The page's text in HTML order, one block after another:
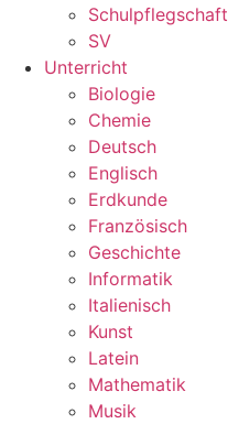
Schulpflegschaft
SV
Unterricht
Biologie
Chemie
Deutsch
Englisch
Erdkunde
Französisch
Geschichte
Informatik
Italienisch
Kunst
Latein
Mathematik
Musik